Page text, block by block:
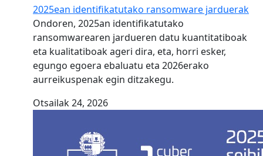
2025ean identifikatutako ransomware jarduerak
Ondoren, 2025an identifikatutako
ransomwarearen jardueren datu kuantitatiboak
eta kualitatiboak ageri dira, eta, horri esker,
egungo egoera ebaluatu eta 2026erako
aurreikuspenak egin ditzakegu.
Otsailak 24, 2026